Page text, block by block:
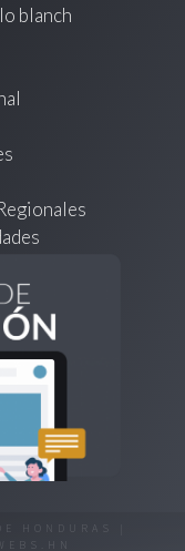
blanch
HONDURAS |
WEBS.HN